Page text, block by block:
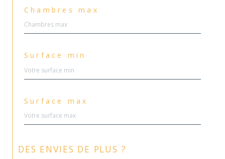
Chambres max
Surface min
Surface max
DES ENVIES DE PLUS ?